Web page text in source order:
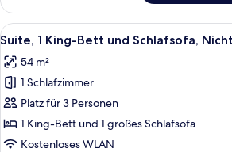
Zimmer,
1 King-
Bett,
Nichtraucher
Alle
Fotos
für
Suite,
1 King-
Bett
und
Ein
3
Suite, 1 King-Bett und Schlafsofa,
54 m²
1 Schlafzimmer
Platz für 3 Personen
1 King-Bett und 1 großes Schlafsofa
Kostenloses WLAN